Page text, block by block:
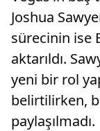
Joshua
sürecinin ise
aktarıldı.
yeni bir rol
belirtilirken,
paylaşılmadı.